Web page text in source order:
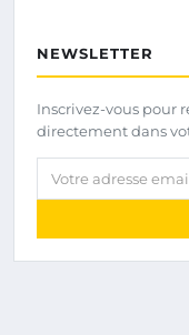
NEWSLETTER
Inscrivez-vous pour
directement dans
Votre adresse